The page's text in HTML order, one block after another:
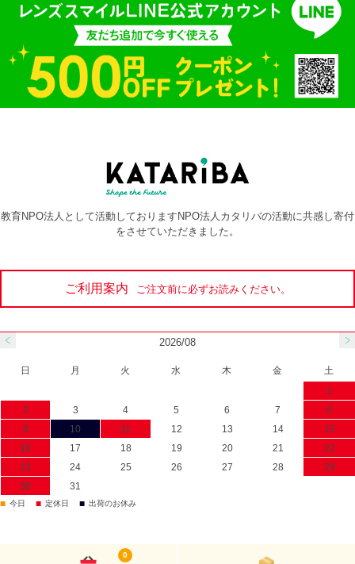
教育NPO法人として活動しておりますNPO法人カタリバの活動に共感し寄付
をさせていただきました。
ご利用案内 ご注文前に必ずお読みください。
2026/08
日 月 火 水 木 金
土
1
2
3 4 5 6 7
8
9
10 11 12 13 14
15
16
17 18 19 20 21
22
23
24 25 26 27 28
29
30
31
■ 今日 ■ 定休日 ■ 出荷のお休み
0